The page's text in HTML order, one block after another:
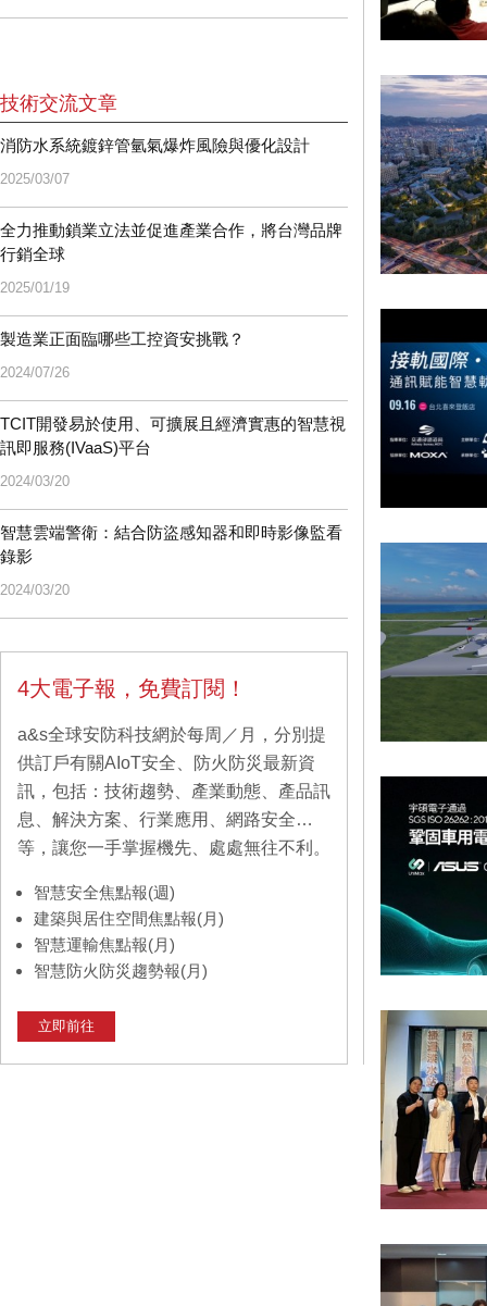
技術交流文章
消防水系統鍍鋅管氫氣爆炸風險與優化設計
2025/03/07
全力推動鎖業立法並促進產業合作，將台灣品牌
行銷全球
2025/01/19
製造業正面臨哪些工控資安挑戰？
2024/07/26
TCIT開發易於使用、可擴展且經濟實惠的智慧視
訊即服務(IVaaS)平台
2024/03/20
智慧雲端警衛：結合防盜感知器和即時影像監看
錄影
2024/03/20
4大電子報，免費訂閱！
a&s全球安防科技網於每周／月，分別提
供訂戶有關AIoT安全、防火防災最新資
訊，包括：技術趨勢、產業動態、產品訊
息、解決方案、行業應用、網路安全…
等，讓您一手掌握機先、處處無往不利。
智慧安全焦點報(週)
建築與居住空間焦點報(月)
智慧運輸焦點報(月)
智慧防火防災趨勢報(月)
立即前往